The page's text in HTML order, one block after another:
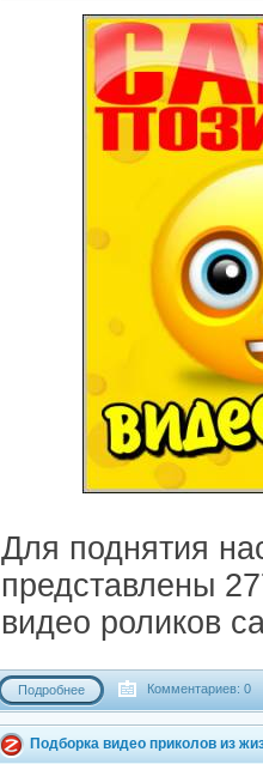
Для поднятия
представлены
видео роликов
Подробнее Комментариев: 0
Подборка видео приколов из